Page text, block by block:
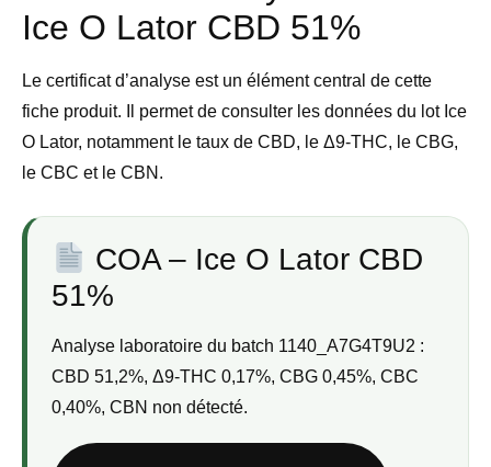
Ice O Lator CBD 51%
Le certificat d’analyse est un élément central de cette
fiche produit. Il permet de consulter les données du lot Ice
O Lator, notamment le taux de CBD, le Δ9-THC, le CBG,
le CBC et le CBN.
COA – Ice O Lator CBD
51%
Analyse laboratoire du batch 1140_A7G4T9U2 :
CBD 51,2%, Δ9-THC 0,17%, CBG 0,45%, CBC
0,40%, CBN non détecté.